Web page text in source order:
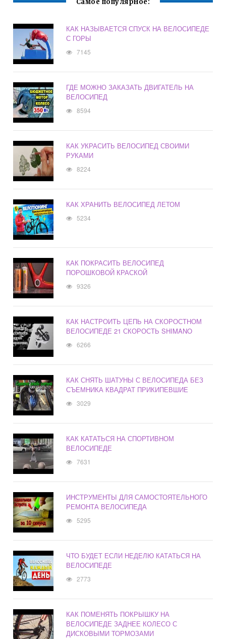
Самое популярное:
КАК НАЗЫВАЕТСЯ СПУСК НА ВЕЛОСИПЕДЕ
С ГОРЫ
7145
ГДЕ МОЖНО ЗАКАЗАТЬ ДВИГАТЕЛЬ НА
ВЕЛОСИПЕД
8594
КАК УКРАСИТЬ ВЕЛОСИПЕД СВОИМИ
РУКАМИ
8224
КАК ХРАНИТЬ ВЕЛОСИПЕД ЛЕТОМ
5234
КАК ПОКРАСИТЬ ВЕЛОСИПЕД
ПОРОШКОВОЙ КРАСКОЙ
9326
КАК НАСТРОИТЬ ЦЕПЬ НА СКОРОСТНОМ
ВЕЛОСИПЕДЕ 21 СКОРОСТЬ SHIMANO
6266
КАК СНЯТЬ ШАТУНЫ С ВЕЛОСИПЕДА БЕЗ
СЪЕМНИКА КВАДРАТ ПРИКИПЕВШИЕ
3029
КАК КАТАТЬСЯ НА СПОРТИВНОМ
ВЕЛОСИПЕДЕ
7631
ИНСТРУМЕНТЫ ДЛЯ САМОСТОЯТЕЛЬНОГО
РЕМОНТА ВЕЛОСИПЕДА
5295
ЧТО БУДЕТ ЕСЛИ НЕДЕЛЮ КАТАТЬСЯ НА
ВЕЛОСИПЕДЕ
2773
КАК ПОМЕНЯТЬ ПОКРЫШКУ НА
ВЕЛОСИПЕДЕ ЗАДНЕЕ КОЛЕСО С
ДИСКОВЫМИ ТОРМОЗАМИ